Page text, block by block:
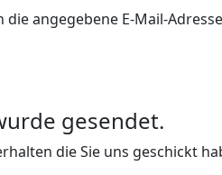
angegebene E-Mail-
gesendet.
die Sie uns geschickt